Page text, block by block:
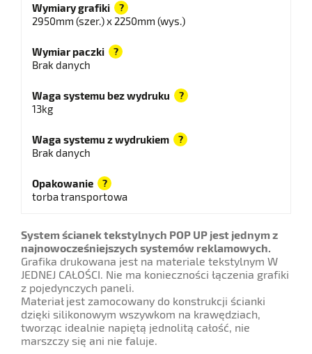
Wymiary grafiki ?
2950mm (szer.) x 2250mm (wys.)
Wymiar paczki ?
Brak danych
Waga systemu bez wydruku ?
13kg
Waga systemu z wydrukiem ?
Brak danych
Opakowanie ?
torba transportowa
System ścianek tekstylnych POP UP jest jednym z
najnowocześniejszych systemów reklamowych.
Grafika drukowana jest na materiale tekstylnym W
JEDNEJ CAŁOŚCI. Nie ma konieczności łączenia grafiki
z pojedynczych paneli.
Materiał jest zamocowany do konstrukcji ścianki
dzięki silikonowym wszywkom na krawędziach,
tworząc idealnie napiętą jednolitą całość, nie
marszczy się ani nie faluje.